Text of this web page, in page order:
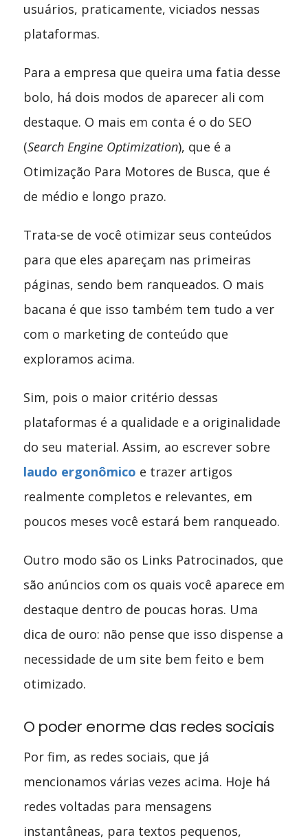
usuários, praticamente, viciados nessas
plataformas.
Para a empresa que queira uma fatia desse
bolo, há dois modos de aparecer ali com
destaque. O mais em conta é o do SEO
(Search Engine Optimization), que é a
Otimização Para Motores de Busca, que é
de médio e longo prazo.
Trata-se de você otimizar seus conteúdos
para que eles apareçam nas primeiras
páginas, sendo bem ranqueados. O mais
bacana é que isso também tem tudo a ver
com o marketing de conteúdo que
exploramos acima.
Sim, pois o maior critério dessas
plataformas é a qualidade e a originalidade
do seu material. Assim, ao escrever sobre
laudo ergonômico e trazer artigos
realmente completos e relevantes, em
poucos meses você estará bem ranqueado.
Outro modo são os Links Patrocinados, que
são anúncios com os quais você aparece em
destaque dentro de poucas horas. Uma
dica de ouro: não pense que isso dispense a
necessidade de um site bem feito e bem
otimizado.
O poder enorme das redes sociais
Por fim, as redes sociais, que já
mencionamos várias vezes acima. Hoje há
redes voltadas para mensagens
instantâneas, para textos pequenos,